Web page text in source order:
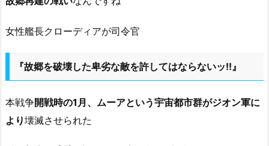
女性艦長クローディアが司令官
『故郷を破壊した卑劣な敵を許してはならないッ!!』
本戦争開戦時の1月、ムーアという宇宙都市群がジオン軍に
より壊滅させられた